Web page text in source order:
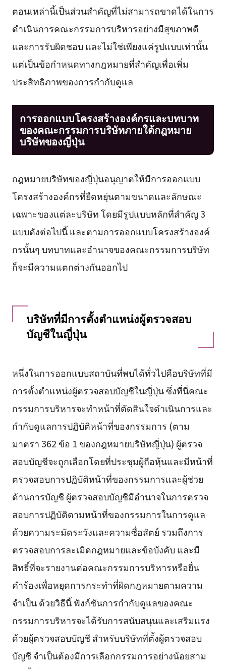
ตอนเหล่านี้เป็นส่วนสำคัญที่ไม่สามารถขาดได้ในการ
ดำเนินการคณะกรรมการบริหารอย่างมีสุขภาพดี
และการรับผิดชอบ และไม่ใช่เพียงแค่รูปแบบเท่านั้น
แต่เป็นข้อกำหนดทางกฎหมายที่สำคัญเพื่อเพิ่ม
ประสิทธิภาพของการกำกับดูแล
การออกแบบโครงสร้างองค์กรและบทบาท
ของคณะกรรมการบริษัทภายใต้กฎหมาย
บริษัทของญี่ปุ่น
กฎหมายบริษัทของญี่ปุ่นอนุญาตให้มีการออกแบบ
โครงสร้างองค์กรที่ยืดหยุ่นตามขนาดและลักษณะ
เฉพาะของแต่ละบริษัท โดยมีรูปแบบหลักที่สำคัญ 3
แบบดังต่อไปนี้ และตามการออกแบบโครงสร้างองค์
กรนั้นๆ บทบาทและอำนาจของคณะกรรมการบริษัท
ก็จะมีความแตกต่างกันออกไป
บริษัทที่มีการตั้งตำแหน่งผู้ตรวจสอบ
บัญชีในญี่ปุ่น
หนึ่งในการออกแบบสถาบันที่พบได้ทั่วไปคือบริษัทที่มี
การตั้งตำแหน่งผู้ตรวจสอบบัญชีในญี่ปุ่น ซึ่งที่นี่คณะ
กรรมการบริหารจะทำหน้าที่ตัดสินใจดำเนินการและ
กำกับดูแลการปฏิบัติหน้าที่ของกรรมการ (ตาม
มาตรา 362 ข้อ 1 ของกฎหมายบริษัทญี่ปุ่น) ผู้ตรวจ
สอบบัญชีจะถูกเลือกโดยที่ประชุมผู้ถือหุ้นและมีหน้าที่
ตรวจสอบการปฏิบัติหน้าที่ของกรรมการและผู้ช่วย
ด้านการบัญชี ผู้ตรวจสอบบัญชีมีอำนาจในการตรวจ
สอบการปฏิบัติตามหน้าที่ของกรรมการในการดูแล
ด้วยความระมัดระวังและความซื่อสัตย์ รวมถึงการ
ตรวจสอบการละเมิดกฎหมายและข้อบังคับ และมี
สิทธิ์ที่จะรายงานต่อคณะกรรมการบริหารหรือยื่น
คำร้องเพื่อหยุดการกระทำที่ผิดกฎหมายตามความ
จำเป็น ด้วยวิธีนี้ ฟังก์ชันการกำกับดูแลของคณะ
กรรมการบริหารจะได้รับการสนับสนุนและเสริมแรง
ด้วยผู้ตรวจสอบบัญชี สำหรับบริษัทที่ตั้งผู้ตรวจสอบ
บัญชี จำเป็นต้องมีการเลือกกรรมการอย่างน้อยสาม